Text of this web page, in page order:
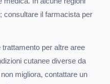
consultare il farmacista per
per altre aree
cutanee diverse da
migliora, contattare un